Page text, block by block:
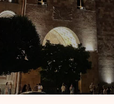
بهداشتی مجهز هستند تا اقامتی
دقیقاً همان چیزی که مسافران
۳شب و ۴روز